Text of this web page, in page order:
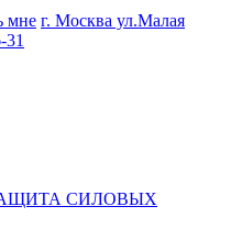
мне г. Москва ул.Малая
31
СИЛОВЫХ